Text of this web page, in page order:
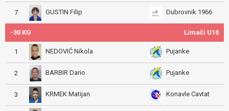
7 GUSTIN Filip Dubrovnik 1966
-30 KG Limači U10
1 NEDOVIĆ Nikola Pujanke
2 BARBIR Dario Pujanke
3 KRMEK Matijan Konavle Cavtat